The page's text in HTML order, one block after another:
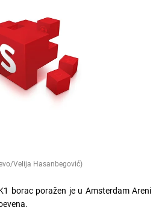
Velija Hasanbegović)
borac poražen je u Amsterdam Areni